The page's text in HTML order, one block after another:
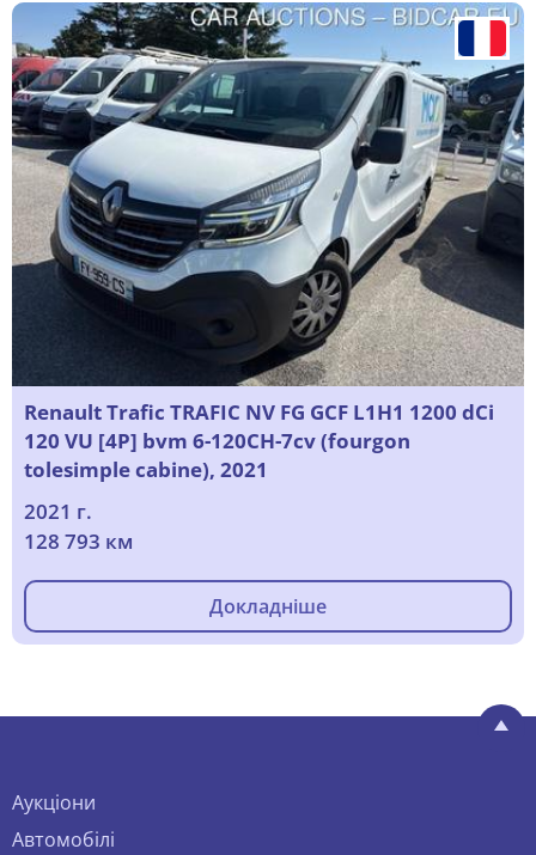
Renault Trafic TRAFIC NV FG GCF L1H1 1200 dCi
120 VU [4P] bvm 6-120CH-7cv (fourgon
tolesimple cabine), 2021
2021 г.
128 793 км
Докладніше
Аукціони
Автомобілі